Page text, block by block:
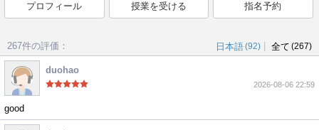
プロフィール 授業を受ける 指名予約
267件の評価： 日本語(92) 全て (267)
duohao
2026-08-06 22:59
good